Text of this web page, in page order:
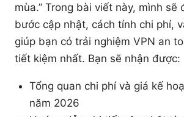
mùa.” Trong bài viết này, mình sẽ
bước cập nhật, cách tính chi phí,
giúp bạn có trải nghiệm VPN an
tiết kiệm nhất. Bạn sẽ nhận được:
Tổng quan chi phí và giá kế
năm 2026